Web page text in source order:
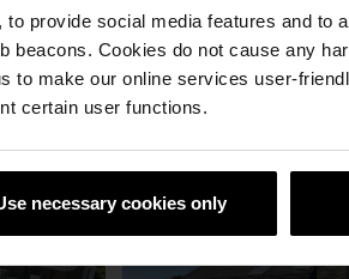
provide social media features and to
beacons. Cookies do not cause any
to make our online services user-
certain user functions.
necessary cookies only